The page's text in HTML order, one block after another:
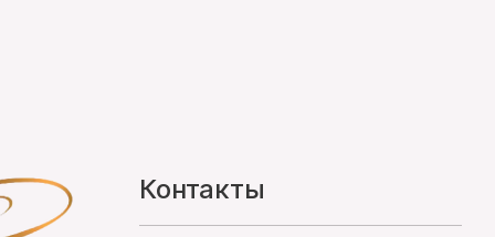
Контакты